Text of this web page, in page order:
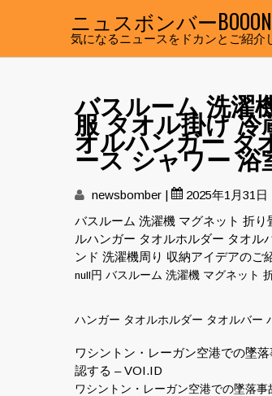
ニュスボンバー
気になるニュースをドカンとご紹介
バスルーム 洗濯
服 タオル掛け 冷
オルハンガー タ
ース シャワー 浴
newsbomber | 2025年1月31日
バスルーム 洗濯機 マグネット 折
ルハンガー タオルホルダー タオル
ンド 洗濯機周り 収納アイデアのご
null円 バスルーム 洗濯機 マグネット
ハンガー タオルホルダー タオルバー
ワシントン・レーガン空港での墜
認する – VOI.ID
ワシントン・レーガン空港での墜落